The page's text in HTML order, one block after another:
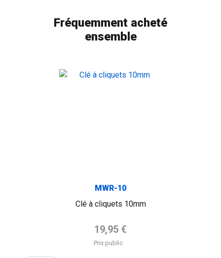
Fréquemment acheté
ensemble
MWR-10
Clé à cliquets 10mm
Prix de base
19,95 €
Prix public